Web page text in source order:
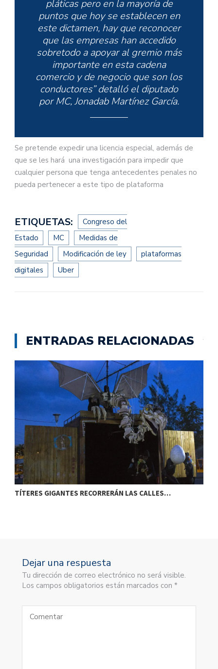
pláticas pero en la mayoría de
puntos que hoy se establecen en
este dictamen, hay que reconocer
que las empresas han accedido
sobretodo a apoyar al gremio más
importante en esta cadena
comercio y de negocio que son los
conductores” detalló el diputado
por MC, Jonadab Martínez García.
Se pretende expedir una licencia especial, además de
que se les hará una investigación para impedir que
cualquier persona que tenga antecedentes penales no
pueda pertenecer a este tipo de plataforma
ETIQUETAS:
Congreso del
Estado
MC
Medidas de
Seguridad
Modificación de ley
plataformas
digitales
Uber
ENTRADAS RELACIONADAS
TÍTERES GIGANTES RECORRERÁN LAS CALLES…
Dejar una respuesta
Tu dirección de correo electrónico no será visible.
Los campos obligatorios están marcados con *